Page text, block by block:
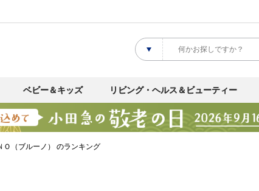
ベビー＆キッズ リビング・ヘルス＆ビューティー
Ｏ（ブルーノ） のランキング